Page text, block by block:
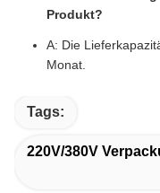
Produkt?
A: Die
Monat.
Tags:
220V/380V